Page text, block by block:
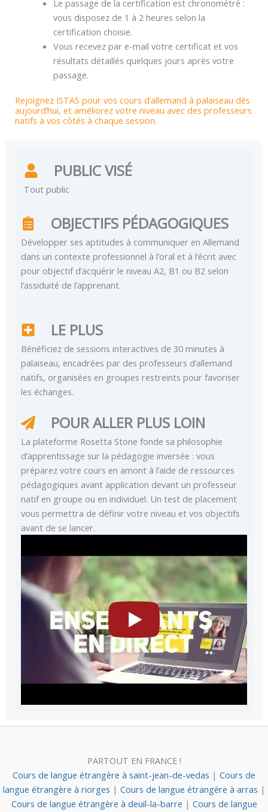
Le passage de la certification est chronométré :
vous disposez de 1 à 2 heures selon la
certification choisie.
Vous recevez par e-mail votre certificat et vos
résultats détaillés quelques jours après votre
passage.
Rejoignez ISTAS pour vos cours d’allemand à palaiseau dès
aujourd’hui, et améliorez votre niveau avec des professeurs
natifs à vos côtés à chaque session.
PUBLIC VISÉ
Tout public
OBJECTIFS PÉDAGOGIQUES
Développer ses aptitudes à communiquer en Allemand
dans un contexte professionnel à l’oral et à l’écrit avec
pour objectif d’acquérir le niveau A2, B1 ou B2 selon
l’assiduité de l’apprenant.
LE PLUS
Bénéficiez de sessions interactives de 30 minutes à
palaiseau, encadrées par des professeurs d’allemand
natifs, organisées en groupes restreints pour favoriser
les échanges.
POUR ALLER PLUS LOIN
La plateforme Rosetta Stone fonde sa philosophie
d’apprentissage sur la pédagogie inversée : vous
préparez votre cours en amont à l’aide de ressources
pédagogiques avant application devant un professeur
natif en groupe ou en individuel. Un test de placement
vous permettra de définir votre niveau et vos objectifs
avant de se lancer.
PARTOUT EN FRANCE !
Cours de langue étrangère à saint-jean-de-vedas | Cours de
langue étrangère à riorges | Cours de langue étrangère à arras |
Cours de langue étrangère à deuil-la-barre | Cours de langue